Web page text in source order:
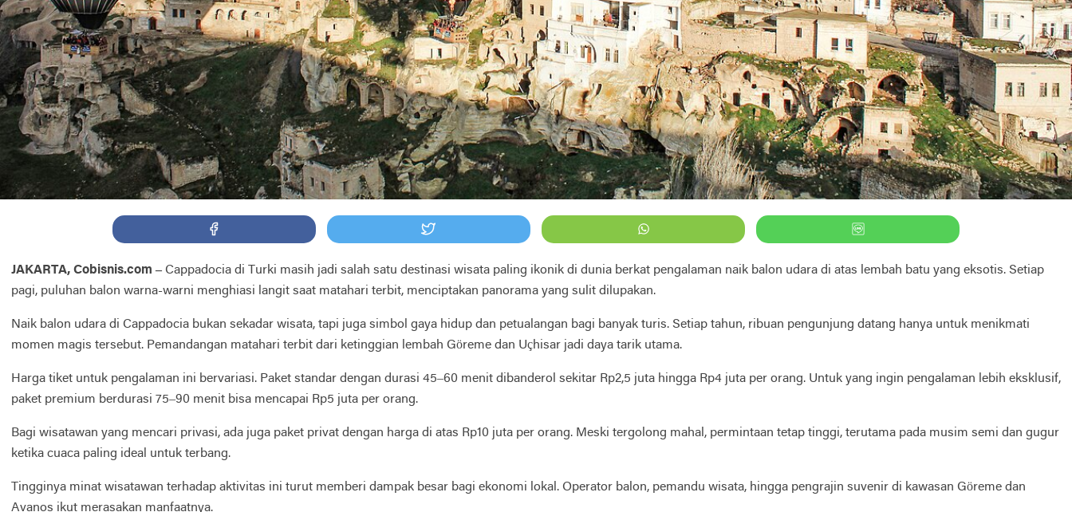
JAKARTA, Cobisnis.com – Cappadocia di Turki masih jadi salah satu destinasi wisata paling ikonik di dunia berkat pengalaman naik balon udara di atas lembah batu yang eksotis. Setiap
pagi, puluhan balon warna-warni menghiasi langit saat matahari terbit, menciptakan panorama yang sulit dilupakan.
Naik balon udara di Cappadocia bukan sekadar wisata, tapi juga simbol gaya hidup dan petualangan bagi banyak turis. Setiap tahun, ribuan pengunjung datang hanya untuk menikmati
momen magis tersebut. Pemandangan matahari terbit dari ketinggian lembah Göreme dan Uçhisar jadi daya tarik utama.
Harga tiket untuk pengalaman ini bervariasi. Paket standar dengan durasi 45–60 menit dibanderol sekitar Rp2,5 juta hingga Rp4 juta per orang. Untuk yang ingin pengalaman lebih eksklusif,
paket premium berdurasi 75–90 menit bisa mencapai Rp5 juta per orang.
Bagi wisatawan yang mencari privasi, ada juga paket privat dengan harga di atas Rp10 juta per orang. Meski tergolong mahal, permintaan tetap tinggi, terutama pada musim semi dan gugur
ketika cuaca paling ideal untuk terbang.
Tingginya minat wisatawan terhadap aktivitas ini turut memberi dampak besar bagi ekonomi lokal. Operator balon, pemandu wisata, hingga pengrajin suvenir di kawasan Göreme dan
Avanos ikut merasakan manfaatnya.